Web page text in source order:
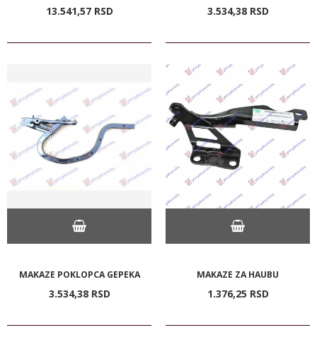
13.541,57 RSD 3.534,38 RSD
MAKAZE POKLOPCA GEPEKA
3.534,38 RSD
MAKAZE ZA HAUBU
1.376,25 RSD